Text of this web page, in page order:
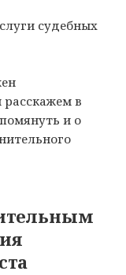
судебных
в
и о